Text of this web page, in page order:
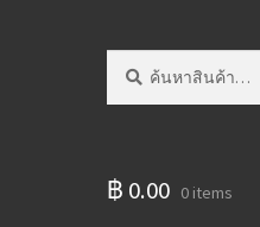
฿ 0.00 0 items